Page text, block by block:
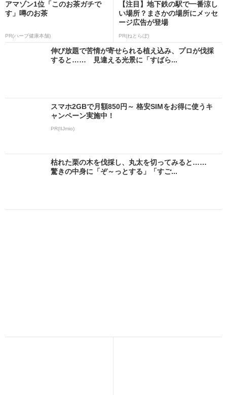
アマゾン1位「このお茶ガチで
す」噂のお茶
PR(ハーブ健康本舗)
【注目】地下鉄の駅で一番涼し
い場所？まさかの場所にメッセ
ージ広告が登場
PR(ねとらぼ)
伸び放題で苦情が寄せられる植え込み、プロが伐採
すると…… 見違える光景に「すばら...
スマホ2GBで月額850円～ 格安SIMをお得に使うキ
ャンペーン実施中！
PR(IIJmio)
枯れた栗の木を伐採し、丸太を切ってみると……
驚きの中身に「ぞ～っとする」「すご...